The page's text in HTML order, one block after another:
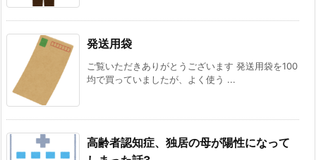
発送用袋
ご覧いただきありがとうございます 発送用袋を100
均で買っていましたが、よく使う ...
高齢者認知症、独居の母が陽性になって